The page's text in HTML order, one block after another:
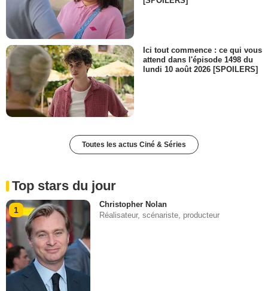
Ici tout commence : ce qui vous
attend dans l'épisode 1498 du
lundi 10 août 2026 [SPOILERS]
Toutes les actus Ciné & Séries
Top stars du jour
1
Christopher Nolan
Réalisateur, scénariste, producteur